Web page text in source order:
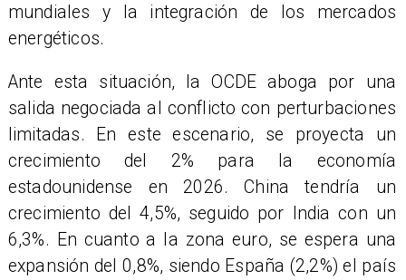
mundiales y la integración de los mercados
energéticos.
Ante esta situación, la OCDE aboga por una
salida negociada al conflicto con perturbaciones
limitadas. En este escenario, se proyecta un
crecimiento del 2% para la economía
estadounidense en 2026. China tendría un
crecimiento del 4,5%, seguido por India con un
6,3%. En cuanto a la zona euro, se espera una
expansión del 0,8%, siendo España (2,2%) el país